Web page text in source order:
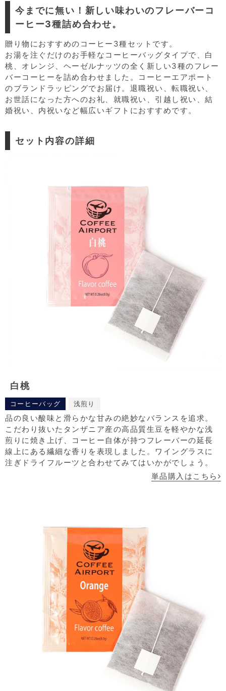
今までに無い！新しい味わいのフレーバーコ
ーヒー3種詰め合わせ。
贈り物におすすめのコーヒー3種セットです。
お湯を注ぐだけのお手軽なコーヒーバッグタイプで、白
桃、オレンジ、ヘーゼルナッツの全く新しい3種のフレー
バーコーヒーを詰め合わせました。コーヒーエアポート
のブランドラッピングでお届け。退職祝い、転職祝い、
お世話になった方へのお礼、就職祝い、引越し祝い、結
婚祝い、内祝いなど幅広いギフトにおすすめです。
セット内容の詳細
白桃
コーヒーバッグ 浅煎り
品の良い酸味と滑らかな甘みの絶妙なバランスを追求。
こだわり抜いたタンザニア産の高品質生豆を軽やかな浅
煎りに焼き上げ、コーヒー自体が持つフレーバーの延長
線上にある繊細な香りを表現しました。ワイングラスに
注ぎドライフルーツと合わせてみてはいかがでしょう。
単品購入はこちら